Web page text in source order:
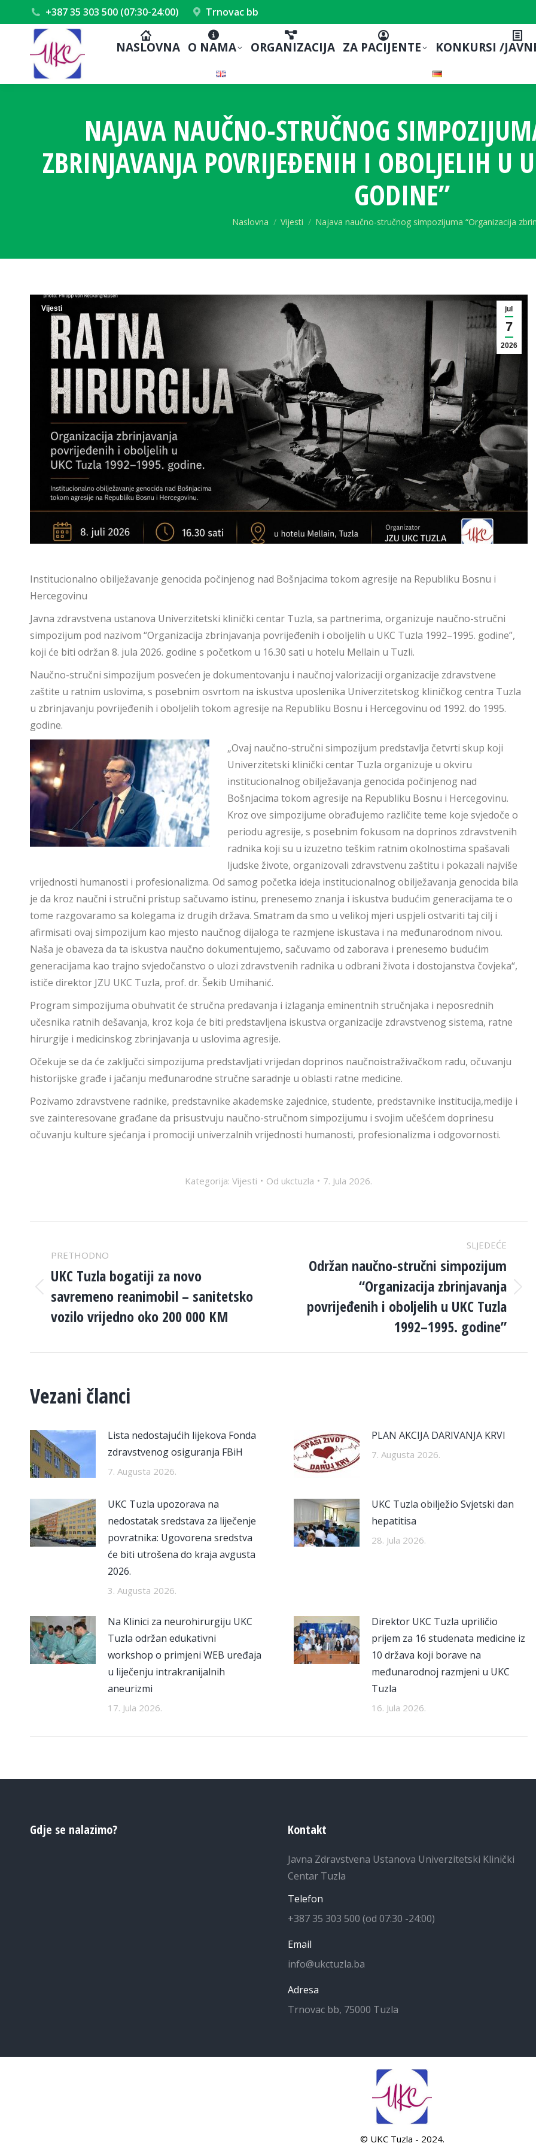
+387 35 303 500 (07:30-24:00) Trnovac bb
NASLOVNA O NAMA ORGANIZACIJA ZA PACIJENTE KONKURSI /
NAJAVA NAUČNO-STRUČNOG
ZBRINJAVANJA POVRIJEĐENIH I OBOLJELIH U
GODINE”
You are here:
Naslovna Vijesti Najava naučno-stručnog simpozijuma “Organizacija
jul
7
2026
Vijesti
Institucionalno obilježavanje genocida počinjenog nad Bošnjacima tokom agresije na Republiku Bosnu i
Hercegovinu
Javna zdravstvena ustanova Univerzitetski klinički centar Tuzla, sa partnerima, organizuje naučno-stručni
simpozijum pod nazivom “Organizacija zbrinjavanja povrijeđenih i oboljelih u UKC Tuzla 1992–1995. godine”,
koji će biti održan 8. jula 2026. godine s početkom u 16.30 sati u hotelu Mellain u Tuzli.
Naučno-stručni simpozijum posvećen je dokumentovanju i naučnoj valorizaciji organizacije zdravstvene
zaštite u ratnim uslovima, s posebnim osvrtom na iskustva uposlenika Univerzitetskog kliničkog centra Tuzla
u zbrinjavanju povrijeđenih i oboljelih tokom agresije na Republiku Bosnu i Hercegovinu od 1992. do 1995.
godine.
„Ovaj naučno-stručni simpozijum predstavlja četvrti skup koji
Univerzitetski klinički centar Tuzla organizuje u okviru
institucionalnog obilježavanja genocida počinjenog nad
Bošnjacima tokom agresije na Republiku Bosnu i Hercegovinu.
Kroz ove simpozijume obrađujemo različite teme koje svjedoče o
periodu agresije, s posebnim fokusom na doprinos zdravstvenih
radnika koji su u izuzetno teškim ratnim okolnostima spašavali
ljudske živote, organizovali zdravstvenu zaštitu i pokazali najviše
vrijednosti humanosti i profesionalizma. Od samog početka ideja institucionalnog obilježavanja genocida bila
je da kroz naučni i stručni pristup sačuvamo istinu, prenesemo znanja i iskustva budućim generacijama te o
tome razgovaramo sa kolegama iz drugih država. Smatram da smo u velikoj mjeri uspjeli ostvariti taj cilj i
afirmisati ovaj simpozijum kao mjesto naučnog dijaloga te razmjene iskustava i na međunarodnom nivou.
Naša je obaveza da ta iskustva naučno dokumentujemo, sačuvamo od zaborava i prenesemo budućim
generacijama kao trajno svjedočanstvo o ulozi zdravstvenih radnika u odbrani života i dostojanstva čovjeka“,
ističe direktor JZU UKC Tuzla, prof. dr. Šekib Umihanić.
Program simpozijuma obuhvatit će stručna predavanja i izlaganja eminentnih stručnjaka i neposrednih
učesnika ratnih dešavanja, kroz koja će biti predstavljena iskustva organizacije zdravstvenog sistema, ratne
hirurgije i medicinskog zbrinjavanja u uslovima agresije.
Očekuje se da će zaključci simpozijuma predstavljati vrijedan doprinos naučnoistraživačkom radu, očuvanju
historijske građe i jačanju međunarodne stručne saradnje u oblasti ratne medicine.
Pozivamo zdravstvene radnike, predstavnike akademske zajednice, studente, predstavnike institucija,medije i
sve zainteresovane građane da prisustvuju naučno-stručnom simpozijumu i svojim učešćem doprinesu
očuvanju kulture sjećanja i promociji univerzalnih vrijednosti humanosti, profesionalizma i odgovornosti.
Kategorija:Vijesti Od ukctuzla 7. Jula 2026.
NAVIGATION
PRETHODNO
Previous
post:
UKC Tuzla bogatiji za novo
savremeno reanimobil – sanitetsko
vozilo vrijedno oko 200 000 KM
SLJEDEĆE
post:
Održan naučno-stručni simpozijum
“Organizacija zbrinjavanja
povrijeđenih i oboljelih u UKC Tuzla
1992–1995. godine”
Vezani članci
Lista nedostajućih lijekova Fonda
zdravstvenog osiguranja FBiH
7. Augusta 2026.
PLAN AKCIJA DARIVANJA KRVI
7. Augusta 2026.
UKC Tuzla upozorava na
nedostatak sredstava za liječenje
povratnika: Ugovorena sredstva
će biti utrošena do kraja avgusta
2026.
3. Augusta 2026.
UKC Tuzla obilježio Svjetski dan
hepatitisa
28. Jula 2026.
Na Klinici za neurohirurgiju UKC
Tuzla održan edukativni
workshop o primjeni WEB uređaja
u liječenju intrakranijalnih
aneurizmi
17. Jula 2026.
Direktor UKC Tuzla upriličio
prijem za 16 studenata medicine iz
10 država koji borave na
međunarodnoj razmjeni u UKC
Tuzla
16. Jula 2026.
Gdje se nalazimo? Kontakt
Javna Zdravstvena Ustanova Univerzitetski Klinički
Centar Tuzla
Telefon
+387 35 303 500 (od 07:30 -24:00)
Email
info@ukctuzla.ba
Adresa
Trnovac bb, 75000 Tuzla
© UKC Tuzla - 2024.